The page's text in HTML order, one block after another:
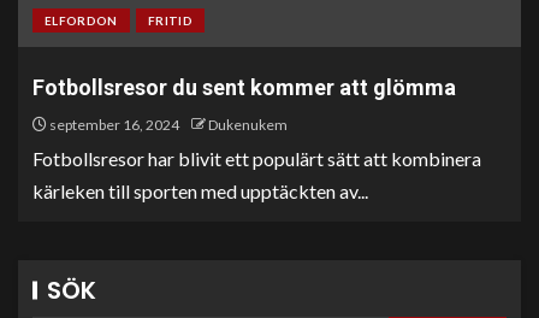
ELFORDON FRITID
Fotbollsresor du sent kommer att glömma
september 16, 2024 Dukenukem
Fotbollsresor har blivit ett populärt sätt att kombinera
kärleken till sporten med upptäckten av...
SÖK